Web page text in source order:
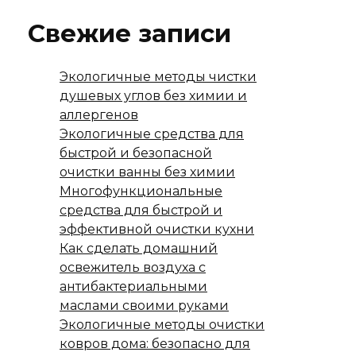
Свежие записи
Экологичные методы чистки
душевых углов без химии и
аллергенов
Экологичные средства для
быстрой и безопасной
очистки ванны без химии
Многофункциональные
средства для быстрой и
эффективной очистки кухни
Как сделать домашний
освежитель воздуха с
антибактериальными
маслами своими руками
Экологичные методы очистки
ковров дома: безопасно для